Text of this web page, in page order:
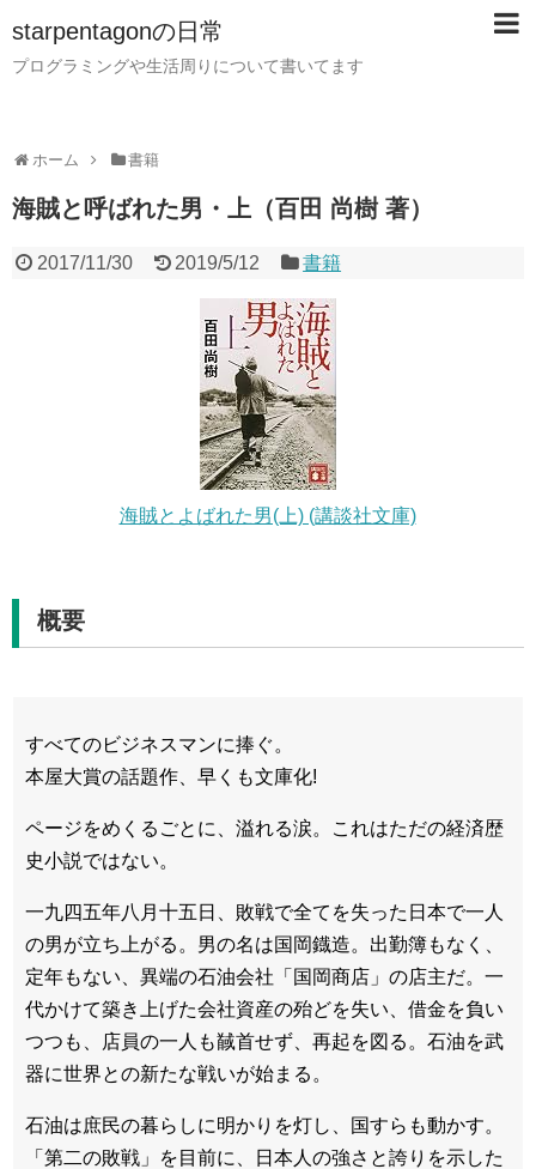
starpentagonの日常
プログラミングや生活周りについて書いてます
ホーム 書籍
海賊と呼ばれた男・上（百田 尚樹 著）
2017/11/30 2019/5/12 書籍
海賊とよばれた男(上) (講談社文庫)
概要
すべてのビジネスマンに捧ぐ。
本屋大賞の話題作、早くも文庫化!
ページをめくるごとに、溢れる涙。これはただの経済歴
史小説ではない。
一九四五年八月十五日、敗戦で全てを失った日本で一人
の男が立ち上がる。男の名は国岡鐡造。出勤簿もなく、
定年もない、異端の石油会社「国岡商店」の店主だ。一
代かけて築き上げた会社資産の殆どを失い、借金を負い
つつも、店員の一人も馘首せず、再起を図る。石油を武
器に世界との新たな戦いが始まる。
石油は庶民の暮らしに明かりを灯し、国すらも動かす。
「第二の敗戦」を目前に、日本人の強さと誇りを示した